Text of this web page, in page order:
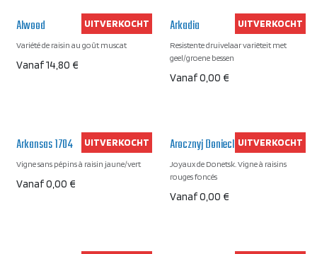
Alwood
Variété de raisin au goût muscat
Vanaf14,80 €
UITVERKOCHT Arkadia
Resistente druivelaar variëteit met
geel/groene bessen
Vanaf0,00 €
UITVERKOCHT
Arkansas 1704
Vigne sans pépins à raisin jaune/vert
Vanaf0,00 €
UITVERKOCHT Arocznyj Donieckij
Joyaux de Donetsk. Vigne à raisins
rouges foncés
Vanaf0,00 €
UITVERKOCHT